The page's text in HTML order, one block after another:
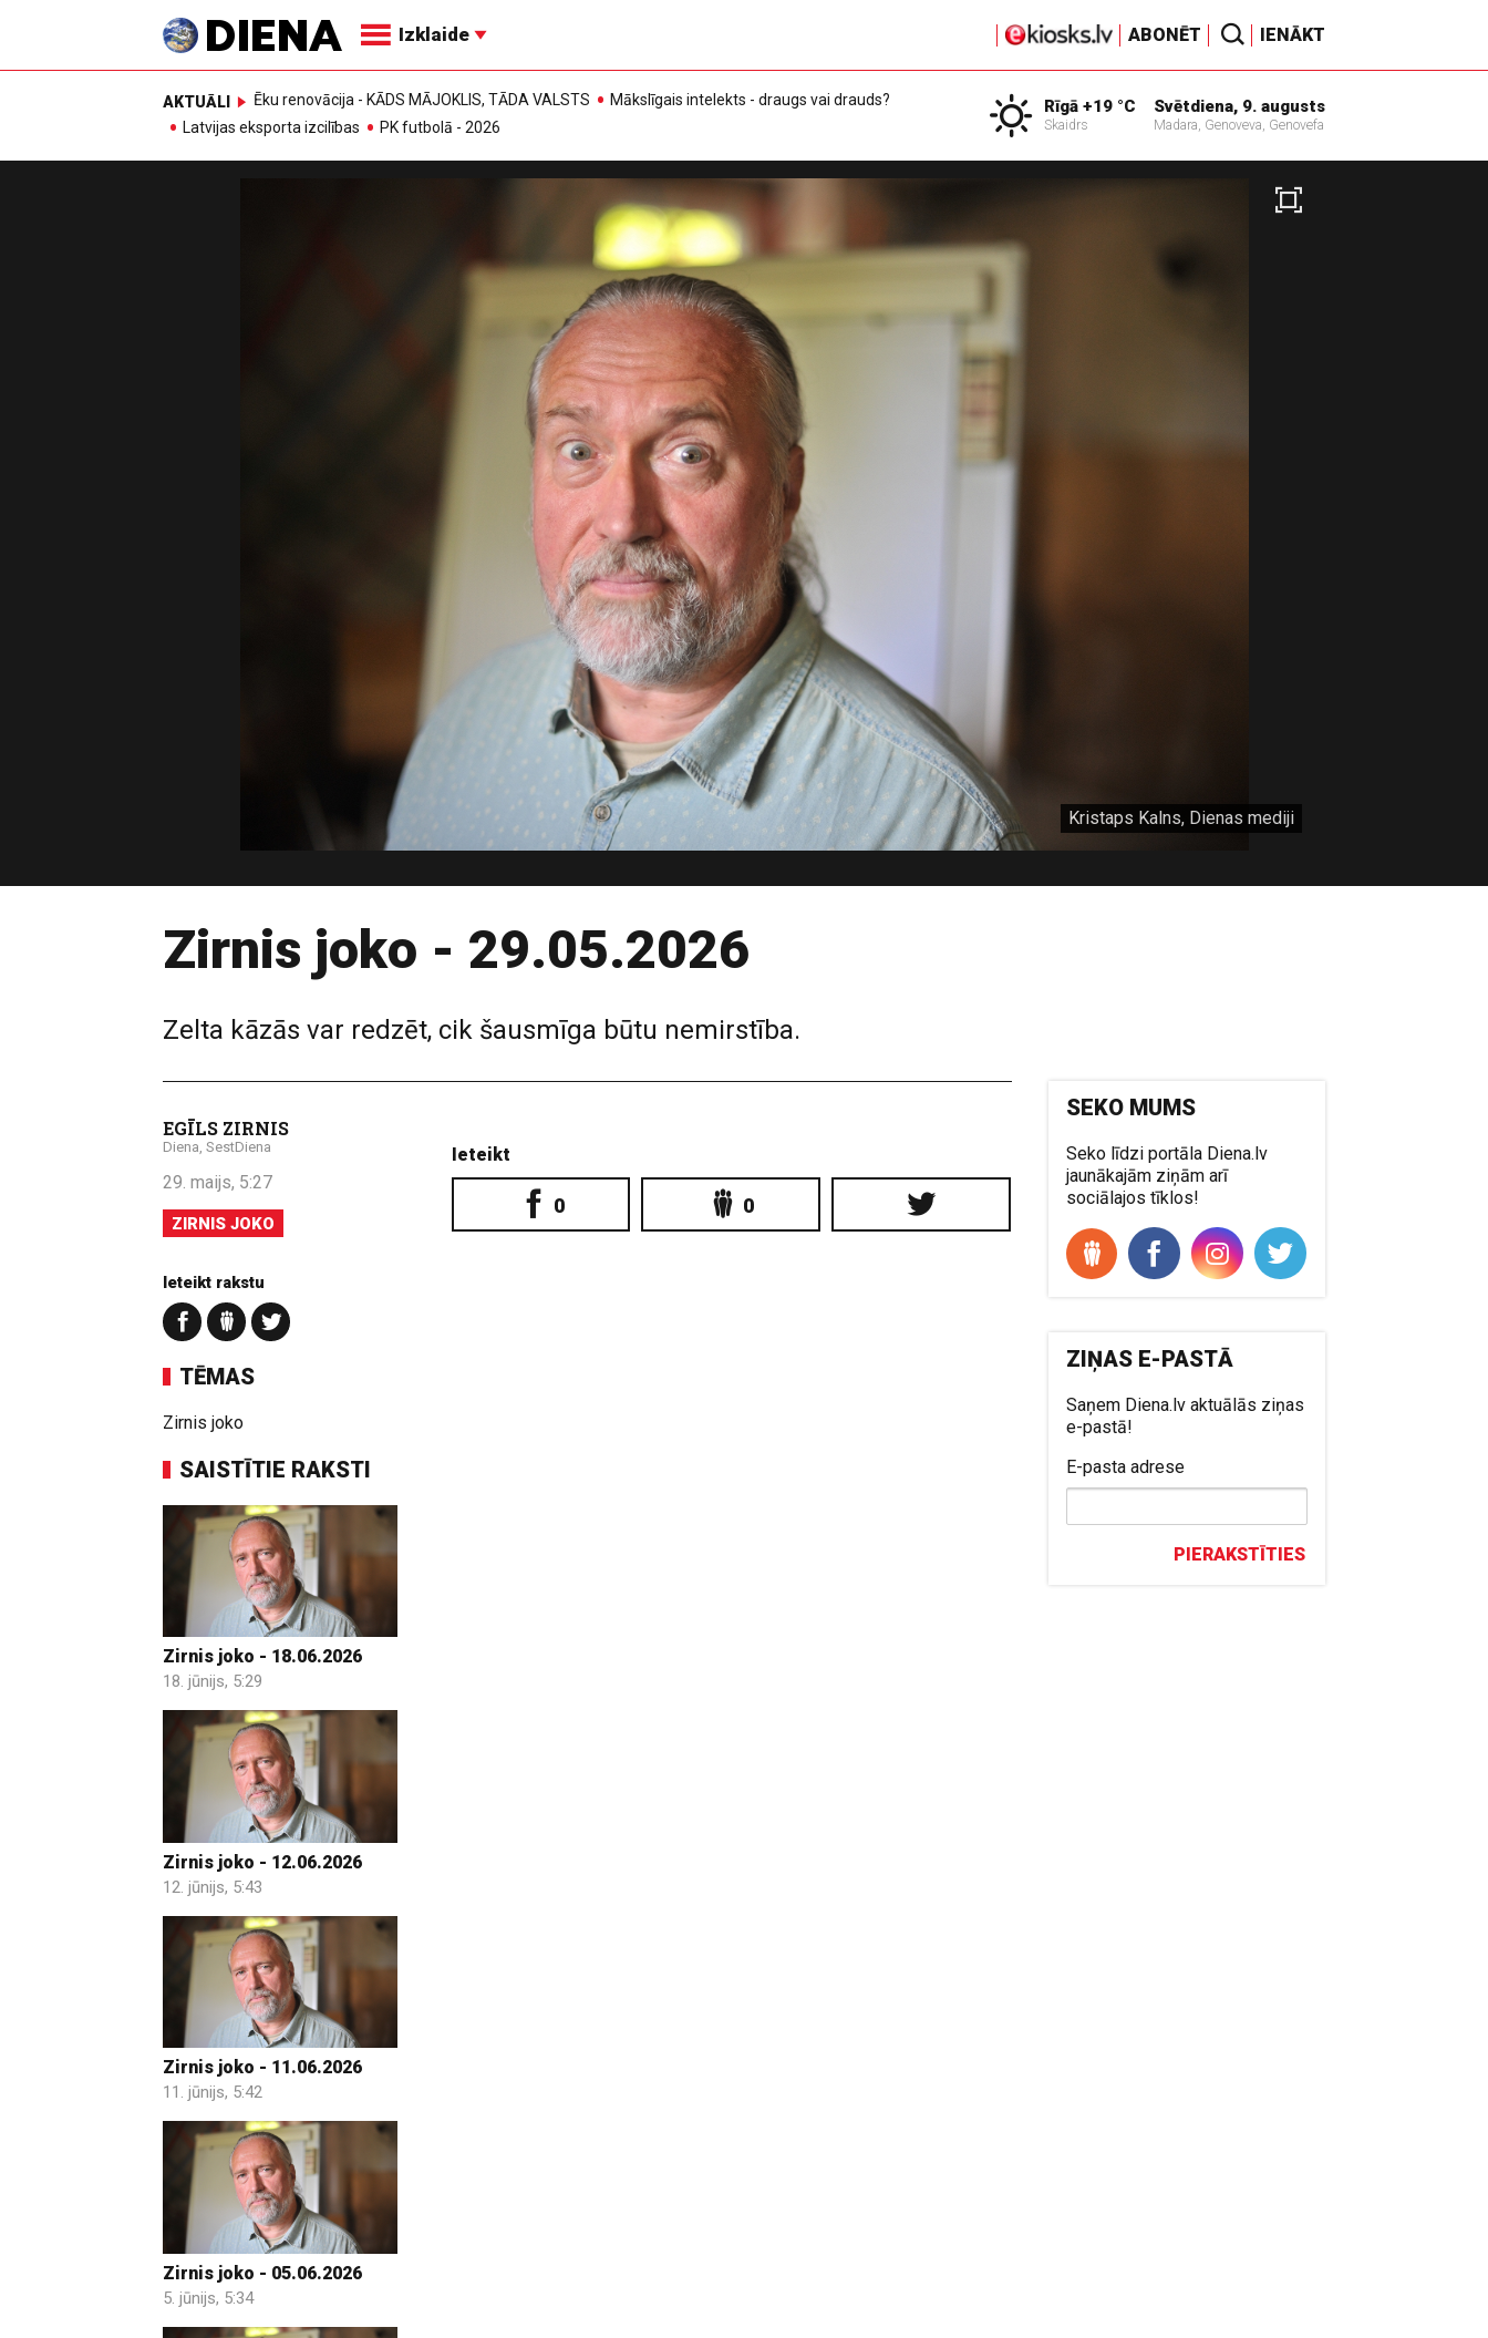
Izklaide ABONĒT IENĀKT
AKTUĀLI Ēku renovācija - KĀDS MĀJOKLIS, TĀDA VALSTS
Mākslīgais intelekts - draugs vai drauds?
Latvijas eksporta izcilības
PK futbolā - 2026
Rīgā +19 °C
Skaidrs
Svētdiena, 9. augusts
Madara, Genoveva, Genovefa
Kristaps Kalns, Dienas mediji
Zirnis joko - 29.05.2026
Zelta kāzās var redzēt, cik šausmīga būtu nemirstība.
EGĪLS ZIRNIS
Diena, SestDiena
29. maijs, 5:27
ZIRNIS JOKO
Ieteikt rakstu
TĒMAS
Zirnis joko
SAISTĪTIE RAKSTI
Zirnis joko - 18.06.2026
18. jūnijs, 5:29
Zirnis joko - 12.06.2026
12. jūnijs, 5:43
Zirnis joko - 11.06.2026
11. jūnijs, 5:42
Zirnis joko - 05.06.2026
5. jūnijs, 5:34
Ieteikt
0 0
SEKO MUMS
Seko līdzi portāla Diena.lv
jaunākajām ziņām arī
sociālajos tīklos!
ZIŅAS E-PASTĀ
Saņem Diena.lv aktuālās ziņas
e-pastā!
E-pasta adrese
PIERAKSTĪTIES